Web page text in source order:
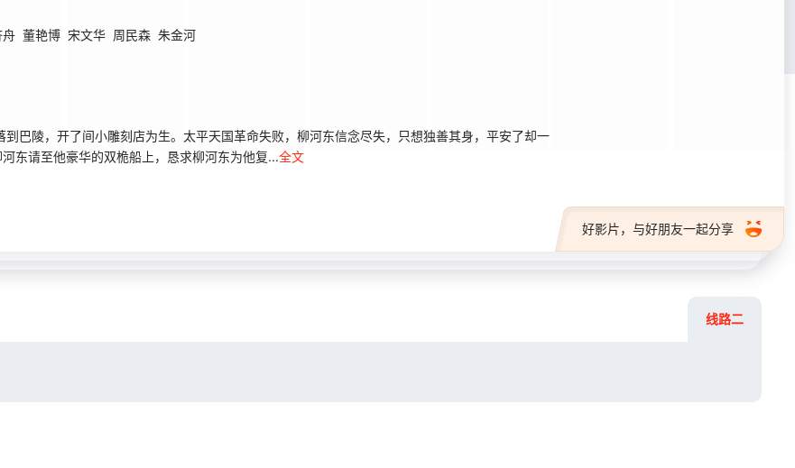
舟 董艳博 宋文华 周民森 朱金河
巴陵，开了间小雕刻店为生。太平天国革命失败，柳河东信念尽失，只想独善其身，平安了却一
东请至他豪华的双桅船上，恳求柳河东为他复...全文
好影片，与好朋友一起分享
线路二